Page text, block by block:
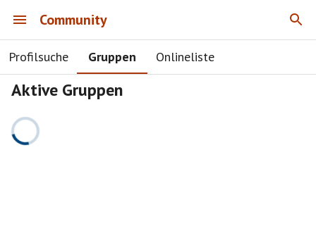
Community
Profilsuche Gruppen Onlineliste
Aktive Gruppen